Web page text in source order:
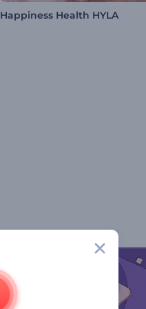
Happiness Health HYLA